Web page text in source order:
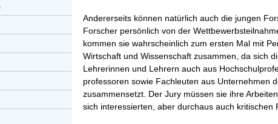
Andererseits können natürlich auch die jungen
Forscher persönlich von der
kommen sie wahrscheinlich zum ersten Mal mit
Wirtschaft und Wissenschaft zusammen, da sich
Lehrerinnen und Lehrern auch aus
professoren sowie Fachleuten aus Unternehmen
zusammensetzt. Der Jury müssen sie ihre
sich interessierten, aber durchaus auch kritischen